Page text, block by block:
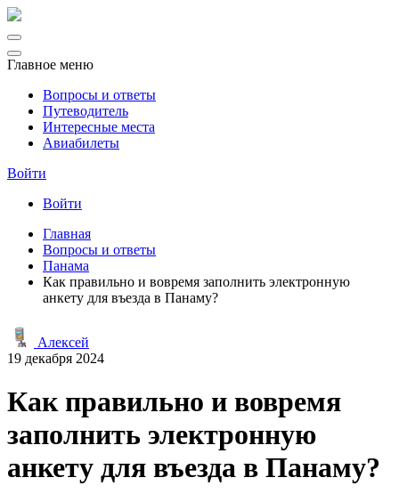
Главное меню
Вопросы и ответы
Путеводитель
Интересные места
Авиабилеты
Войти
Войти
Главная
Вопросы и ответы
Панама
Как правильно и вовремя заполнить электронную
анкету для въезда в Панаму?
Алексей
19 декабря 2024
Как правильно и вовремя
заполнить электронную
анкету для въезда в Панаму?